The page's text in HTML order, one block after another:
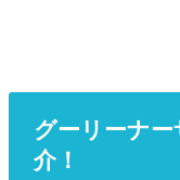
グーリーナ
介！